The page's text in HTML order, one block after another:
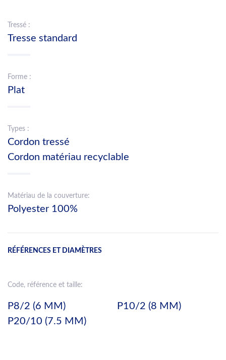
Tressé :
Tresse standard
Forme :
Plat
Types :
Cordon tressé
Cordon matériau recyclable
Matériau de la couverture:
Polyester 100%
RÉFÉRENCES ET DIAMÈTRES
Code, référence et taille:
P8/2 (6 MM)
P20/10 (7.5 MM)
P10/2 (8 MM)